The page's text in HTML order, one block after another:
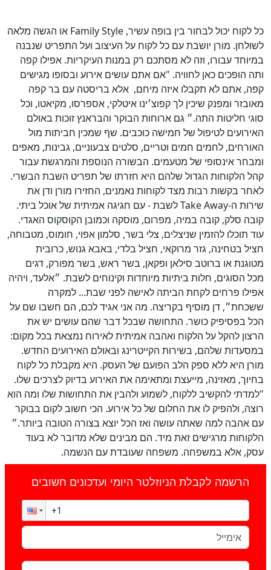
כל לקוח יכול לבחור בין בופה עשיר, Family Style או הגשה מלאה
לשולחן. מורן יושבת עם כל לקוח על העיצוב ועל התפריט שנבנה
במיוחד עבורו, וזה לא מסתכם רק במנות העיקריות. אפילו קפה
ותה הופכים כאן לחוויה. "אם אתם עושים אירוע ובסופו מגישים
קפה, אתם לא תקבלו איזה מיחם, אלא בריסטה עם בר קפה
מאובזר ומפנק שיכין לך קפוצ׳ינו איטלקי, אספרסו, מקיאטו, וכל
סוגי חליטות התה.״ גם ארוחות הבוקר והבראנץ זוכות באולם
האירועים לטיפול של חמישה כוכבים. שף שמכין חביתות מול
האורחים, לחמים חמים וטריים, סלטים צבעוניים, גבינות, מאפים
ומבחר אינסופי של מטעמים. הבשורה הנוספת והמרגשת עבור
קהל הלקוחות הגדול שלהם היא חזרתו של תפריט השבת הבשרי.
לאחר בקשות רבות מצד לקוחות נאמנים, החזירו מורן ודן את
שירות ה-Take Away לשבת - עם חגיגה אמיתית של אוכל ביתי.
קובה סלק, קובה במיה, מפרום, מוסקה וכמובן הקוסקוס האגדי.
עוד תוכלו להזמין שניצלים, צלי בשר, סלמון אפוי, חומוס, מטבוחה,
חציל בטחינה, גזר מרוקאי, חציל בלדי, באבא גנוש, כרובית
מטוגנת או ברוטב סילאן ופקאן, בשר ראש, בשר מפורק, דגים
מכל הסוגים, חלות ביתיות מיוחדות וקינוחים לשבת. ״אלעד, ויהיה
אפילו פרחים לקחת הביתה לאישה לפני שבת... למקרה
ששכחת״, דן מוסיף בקריצה. מה אני אגיד לכם, הם חשבו שם על
הכל בפסיפיק כושר. התחושה שבכל דבר שהם עושים יש את
הרצון להקל על הלקוח ואהבה אמיתית לאירוח נמצאת בכל מקום:
במסעדות שלהם, בשירות הקייטרינג ובאולם האירועים החדש.
מורן היא ללא ספק הלב הפועם של העסק. היא מקבלת כל לקוח
בחיוך, מאזינה, מייעצת ומתאימה את האירוע בדיוק לצרכים שלו.
"למדתי להקשיב ללקוח, לשמוע ולהבין את התחושות שלו ומה הוא
רוצה, ולהפיק לו את החלום של כל אירוע. הכי חשוב לקום בבוקר
עם אהבה למה שאתה עושה ואז הכל יוצא בצורה הטובה ביותר.״
הלקוחות מרגישים זאת מיד. הם מבינים שלא מדובר לא בעוד
עסק, אלא במשפחה. משפחה שעובדת עם הנשמה.
הרשמה לקבלת הניוזלטר היומי ועדכונים חשובים